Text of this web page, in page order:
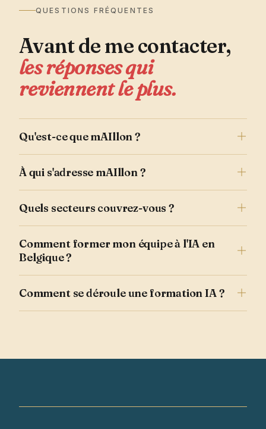
QUESTIONS FRÉQUENTES
Avant de me contacter,
les réponses qui
reviennent le plus.
Qu'est-ce que mAIllon ?
À qui s'adresse mAIllon ?
Quels secteurs couvrez-vous ?
Comment former mon équipe à l'IA en
Belgique ?
Comment se déroule une formation IA ?